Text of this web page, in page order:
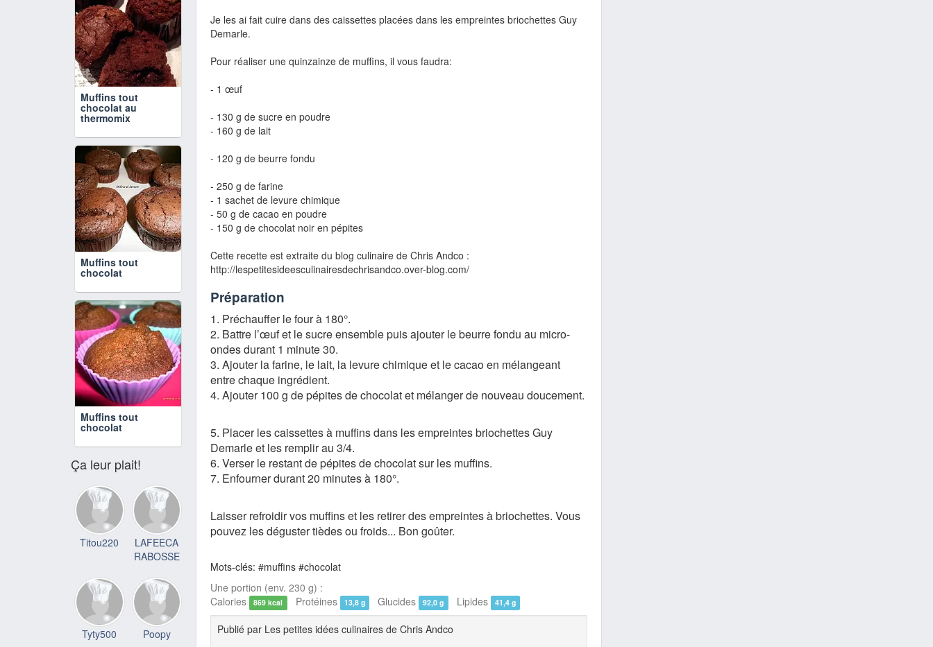
Je les ai fait cuire dans des caissettes placées dans les empreintes briochettes Guy
Demarle.
Pour réaliser une quinzainze de muffins, il vous faudra:
- 1 œuf
- 130 g de sucre en poudre
- 160 g de lait
- 120 g de beurre fondu
- 250 g de farine
- 1 sachet de levure chimique
- 50 g de cacao en poudre
- 150 g de chocolat noir en pépites
Cette recette est extraite du blog culinaire de Chris Andco :
http://lespetitesideesculinairesdechrisandco.over-blog.com/
Préparation
1. Préchauffer le four à 180°.
2. Battre l’œuf et le sucre ensemble puis ajouter le beurre fondu au micro-
ondes durant 1 minute 30.
3. Ajouter la farine, le lait, la levure chimique et le cacao en mélangeant
entre chaque ingrédient.
4. Ajouter 100 g de pépites de chocolat et mélanger de nouveau doucement.
5. Placer les caissettes à muffins dans les empreintes briochettes Guy
Demarle et les remplir au 3/4.
6. Verser le restant de pépites de chocolat sur les muffins.
7. Enfourner durant 20 minutes à 180°.
Laisser refroidir vos muffins et les retirer des empreintes à briochettes. Vous
pouvez les déguster tièdes ou froids... Bon goûter.
Mots-clés: #muffins #chocolat
Une portion (env. 230 g) :
Calories
869 kcal Protéines 13,8 g Glucides 92,0 g Lipides 41,4 g
Publié par Les petites idées culinaires de Chris Andco
Muffins tout
chocolat au
thermomix
Muffins tout
chocolat
Muffins tout
chocolat
Ça leur plait!
Titou220
LAFEECA
RABOSSE
Tyty500 Poopy